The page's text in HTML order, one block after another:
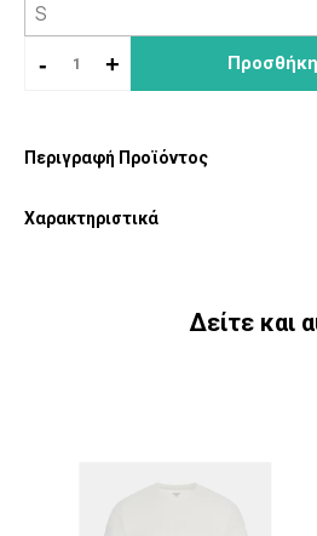
- +
Περιγραφή Προϊόντος
Χαρακτηριστικά
Δείτε και